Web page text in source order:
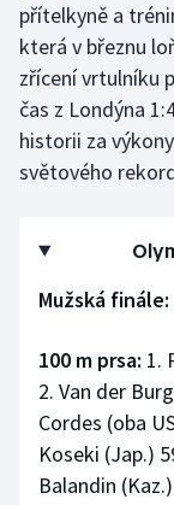
přítelkyně a
která v březnu
zřícení vrtulníku
čas z Londýna
historii za
světového
Mužská finále:
100 m prsa: 1.
2. Van der
Cordes (oba
Koseki (Jap.)
Balandin